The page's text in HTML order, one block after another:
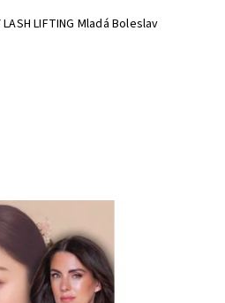
LASH LIFTING Mladá Boleslav